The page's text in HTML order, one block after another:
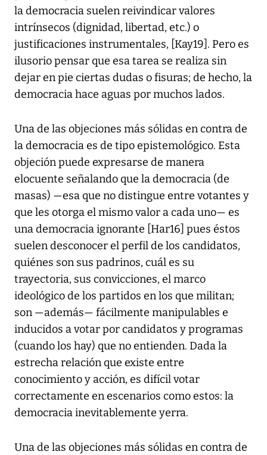
la democracia suelen reivindicar valores
intrínsecos (dignidad, libertad, etc.) o
justificaciones instrumentales, [Kay19]. Pero es
ilusorio pensar que esa tarea se realiza sin
dejar en pie ciertas dudas o fisuras; de hecho, la
democracia hace aguas por muchos lados.
Una de las objeciones más sólidas en contra de
la democracia es de tipo epistemológico. Esta
objeción puede expresarse de manera
elocuente señalando que la democracia (de
masas) —esa que no distingue entre votantes y
que les otorga el mismo valor a cada uno— es
una democracia ignorante [Har16] pues éstos
suelen desconocer el perfil de los candidatos,
quiénes son sus padrinos, cuál es su
trayectoria, sus convicciones, el marco
ideológico de los partidos en los que militan;
son —además— fácilmente manipulables e
inducidos a votar por candidatos y programas
(cuando los hay) que no entienden. Dada la
estrecha relación que existe entre
conocimiento y acción, es difícil votar
correctamente en escenarios como estos: la
democracia inevitablemente yerra.
Una de las objeciones más sólidas en contra de